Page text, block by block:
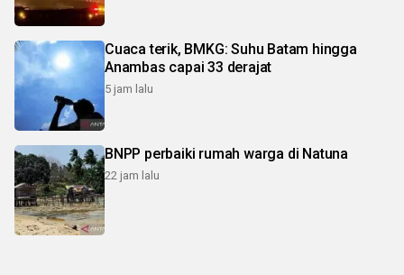
Cuaca terik, BMKG: Suhu Batam hingga
Anambas capai 33 derajat
5 jam lalu
BNPP perbaiki rumah warga di Natuna
22 jam lalu